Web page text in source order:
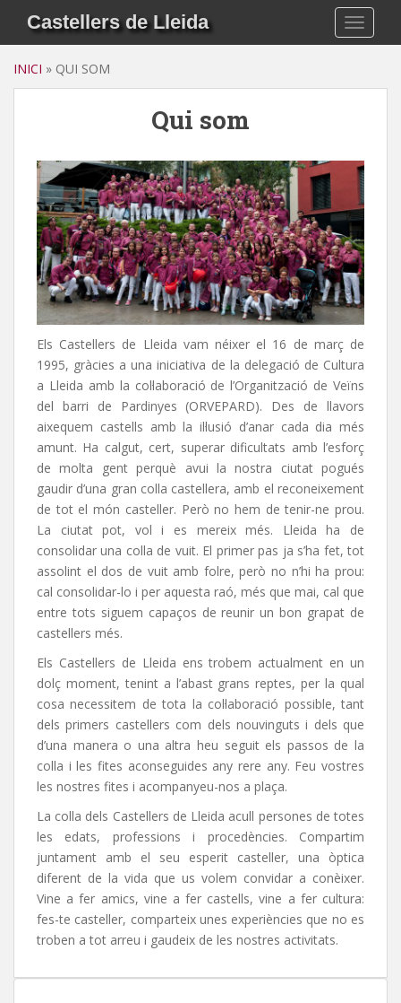
i
Castellers de Lleida
INICI » QUI SOM
Qui som
Els Castellers de Lleida vam néixer el 16 de març de
1995, gràcies a una iniciativa de la delegació de Cultura
a Lleida amb la col·laboració de l’Organització de Veïns
del barri de Pardinyes (ORVEPARD). Des de llavors
aixequem castells amb la il·lusió d’anar cada dia més
amunt. Ha calgut, cert, superar dificultats amb l’esforç
de molta gent perquè avui la nostra ciutat pogués
gaudir d’una gran colla castellera, amb el reconeixement
de tot el món casteller. Però no hem de tenir-ne prou.
La ciutat pot, vol i es mereix més. Lleida ha de
consolidar una colla de vuit. El primer pas ja s’ha fet, tot
assolint el dos de vuit amb folre, però no n’hi ha prou:
cal consolidar-lo i per aquesta raó, més que mai, cal que
entre tots siguem capaços de reunir un bon grapat de
castellers més.
Els Castellers de Lleida ens trobem actualment en un
dolç moment, tenint a l’abast grans reptes, per la qual
cosa necessitem de tota la col·laboració possible, tant
dels primers castellers com dels nouvinguts i dels que
d’una manera o una altra heu seguit els passos de la
colla i les fites aconseguides any rere any. Feu vostres
les nostres fites i acompanyeu-nos a plaça.
La colla dels Castellers de Lleida acull persones de totes
les edats, professions i procedències. Compartim
juntament amb el seu esperit casteller, una òptica
diferent de la vida que us volem convidar a conèixer.
Vine a fer amics, vine a fer castells, vine a fer cultura:
fes-te casteller, comparteix unes experiències que no es
troben a tot arreu i gaudeix de les nostres activitats.